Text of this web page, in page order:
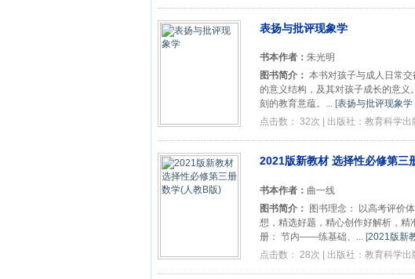
表扬与批评现象学
书本作者： 朱光明
图书简介： 本书对孩子与成人日常
的意义结构，及其对孩子成长的意
刻的教育意蕴。... [表扬与批评现象
点击数： 32次 | 出版社：教育科学
2021版新教材 选择性必修第三
书本作者： 曲一线
图书简介：
图书理念： 以高考评价
想，精选好题，精心创作好解析，精
册： 节内——练基础、... [2021版新
点击数： 28次 | 出版社：教育科学